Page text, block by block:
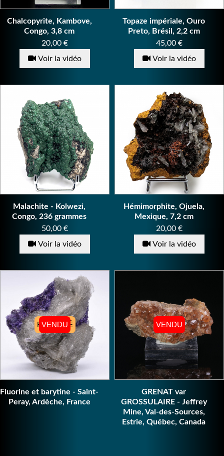
Chalcopyrite, Kambove,
Congo, 3,8 cm
Prix
20,00 €
Voir la vidéo
Topaze impériale, Ouro
Preto, Brésil, 2,2 cm
Prix
45,00 €
Voir la vidéo
Malachite - Kolwezi,
Congo, 236 grammes
Prix
50,00 €
Voir la vidéo
Hémimorphite, Ojuela,
Mexique, 7,2 cm
Prix
20,00 €
Voir la vidéo
RÉSERVÉ
VENDU
Fluorine et barytine - Saint-
Peray, Ardèche, France
VENDU
VENDU
GRENAT var
GROSSULAIRE - Jeffrey
Mine, Val-des-Sources,
Estrie, Québec, Canada